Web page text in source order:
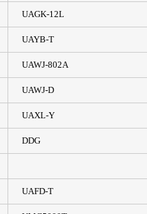
UAGK-12L
UAYB-T
UAWJ-802A
UAWJ-D
UAXL-Y
DDG
UAFD-T